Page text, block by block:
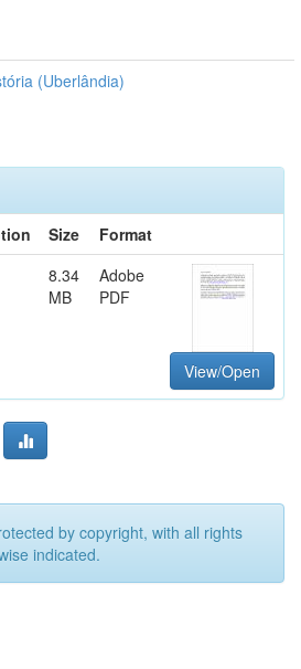
(Uberlândia)
Size
Format
8.34
MB
Adobe
PDF
View/Open
by copyright, with all rights
indicated.